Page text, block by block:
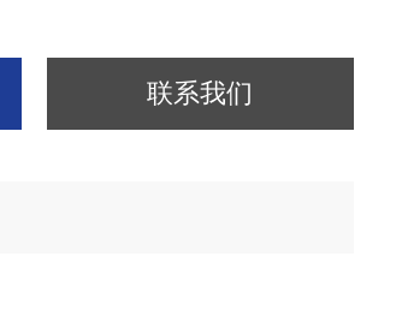
联系我们